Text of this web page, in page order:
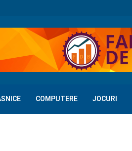
COMPUTERE JOCURI